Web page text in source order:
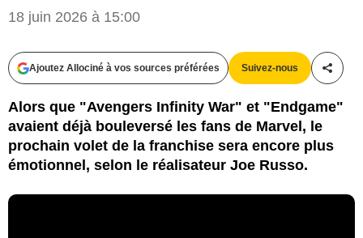
18 juin 2026 à 15:00
Ajoutez Allociné à vos sources préférées Suivez-nous
Alors que "Avengers Infinity War" et "Endgame"
avaient déjà bouleversé les fans de Marvel, le
prochain volet de la franchise sera encore plus
émotionnel, selon le réalisateur Joe Russo.